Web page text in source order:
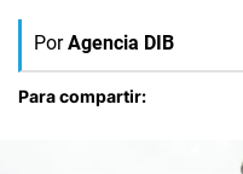
Por Agencia DIB
Para compartir: